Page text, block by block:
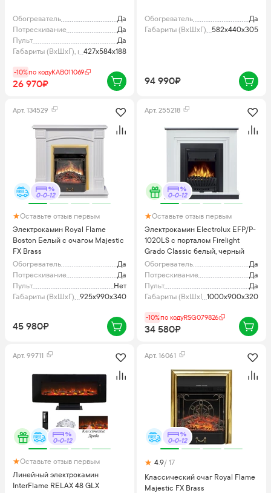
Обогреватель
Да
Потрескивание
Да
Пульт
Да
Габариты (ВхШхГ), мм427x584x188
-10%по кодуKAB011069
26 970₽
Обогреватель
Да
Габариты (ВхШхГ), мм582x440x305
94 990₽
Арт. 134529
0-0-12
Оставьте отзыв первым
Электрокамин Royal Flame
Boston Белый с очагом Majestic
FX Brass
Обогреватель
Да
Потрескивание
Да
Пульт
Нет
Габариты (ВхШхГ), мм925х990х340
45 980₽
Арт. 255218
0-0-12
Оставьте отзыв первым
Электрокамин Electrolux EFP/P-
1020LS с порталом Firelight
Grado Classic белый, черный
Обогреватель
Да
Потрескивание
Да
Пульт
Да
Габариты (ВхШхГ), мм1000x900x320
-10%по кодуRSG079826
34 580₽
Арт. 99711
0-0-12
Оставьте отзыв первым
Линейный электрокамин
InterFlame RELAX 48 GLX
Арт. 16061
0-0-12
4.9/ 17
Классический очаг Royal Flame
Majestic FX Brass